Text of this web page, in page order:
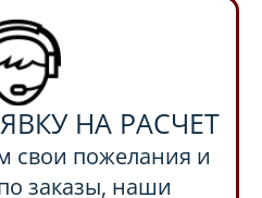
НА РАСЧЕТ
свои пожелания и
заказы, наши